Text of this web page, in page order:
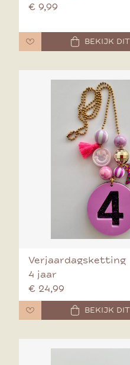
€ 9,99
BEKIJK
Verjaardagsketting
4 jaar
€ 24,99
BEKIJK